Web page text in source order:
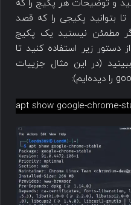
و توضیحات هر پکیج را که
بتوانید پکیجی را که قصد
مطمئن نیستید یک پکیج
زیر استفاده کنید تا
(در این مثال جزییات
apt show google-chrome-